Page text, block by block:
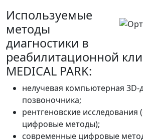
Используемые
методы
диагностики в
реабилитационной
MEDICAL PARK:
нелучевая компьютерная 3D-
позвоночника;
рентгеновские
цифровые методы);
современные цифровые